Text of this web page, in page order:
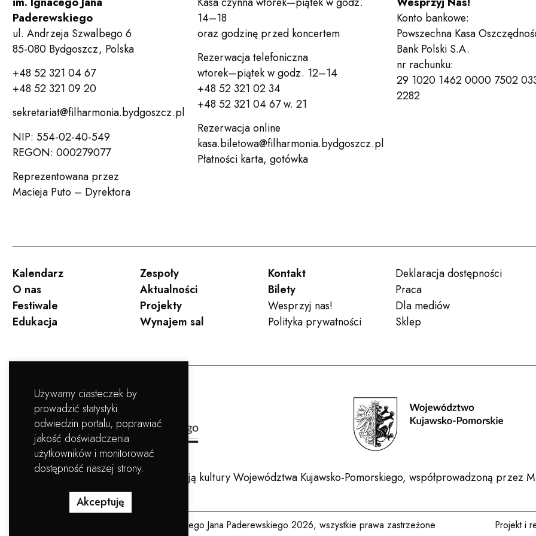
Kontakt
Deklaracja dostępności
Paderewskiego
ul. Andrzeja Szwalbego 6
85-080 Bydgoszcz, Polska
+48 52 321 04 67
+48 52 321 09 20
sekretariat@filharmonia.bydgoszcz.pl
NIP: 554-02-40-549
REGON: 000279077
Reprezentowana przez
Macieja Puto – Dyrektora
14–18
oraz godzinę przed koncertem
Rezerwacja telefoniczna
wtorek—piątek w godz. 12–14
+48 52 321 02 34
+48 52 321 04 67 w. 21
Rezerwacja online
kasa.biletowa@filharmonia.bydgoszcz.pl
Płatności karta, gotówka
Konto bankowe:
Powszechna Kasa
Bank Polski S.A.
nr rachunku:
29 1020 1462 0000 7502
2282
Kalendarz
O nas
Festiwale
Edukacja
Zespoły
Aktualności
Projekty
Wynajem sal
Kontakt
Bilety
Wesprzyj nas!
Polityka prywatności
Deklaracja dostępności
Praca
Dla mediów
Sklep
Filharmonia Pomorska jest instytucją kultury Województwa Kujawsko-Pomorskiego, współprowadzoną
Copyright © Filharmonia Pomorska im. Ignacego Jana Paderewskiego 2026, wszystkie prawa zastrzeżone Projekt i
Używamy ciasteczek by
prowadzić statystyki
odwiedzin portalu, poprawiać
jakość doświadczenia
użytkowników i monitorować
dostępność naszej strony.
Akceptuję